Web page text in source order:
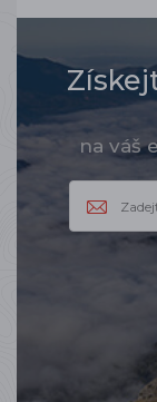
na váš